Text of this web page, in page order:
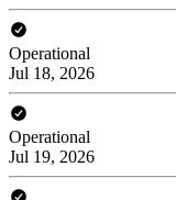
Operational
Jul 18, 2026
Operational
Jul 19, 2026